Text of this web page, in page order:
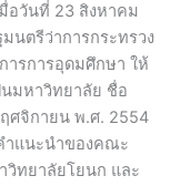
อวันที่ 23 สิงหาคม
นตรีว่าการกระทรวง
รการอุดมศึกษา ให้
มหาวิทยาลัย ชื่อ
ศจิกายน พ.ศ. 2554
ำแนะนำของคณะ
ทยาลัยโยนก และ